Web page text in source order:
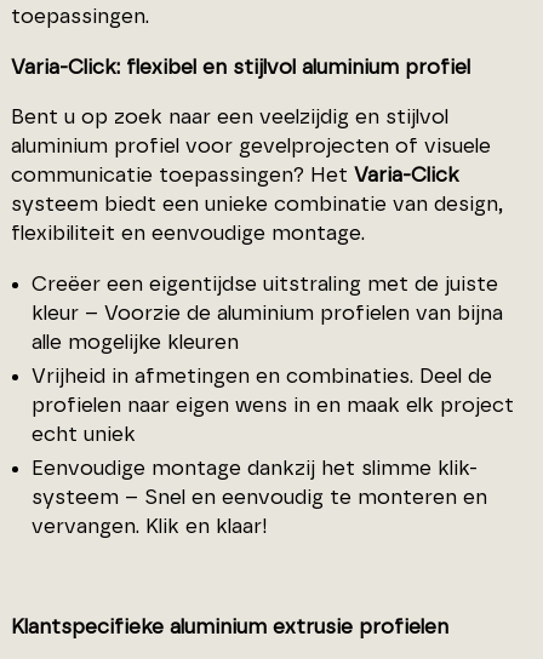
toepassingen.
Varia-Click: flexibel en stijlvol aluminium profiel
Bent u op zoek naar een veelzijdig en stijlvol
aluminium profiel voor gevelprojecten of visuele
communicatie toepassingen? Het Varia-Click
systeem biedt een unieke combinatie van design,
flexibiliteit en eenvoudige montage.
Creëer een eigentijdse uitstraling met de juiste
kleur – Voorzie de aluminium profielen van bijna
alle mogelijke kleuren
Vrijheid in afmetingen en combinaties. Deel de
profielen naar eigen wens in en maak elk project
echt uniek
Eenvoudige montage dankzij het slimme klik-
systeem – Snel en eenvoudig te monteren en
vervangen. Klik en klaar!
Klantspecifieke aluminium extrusie profielen